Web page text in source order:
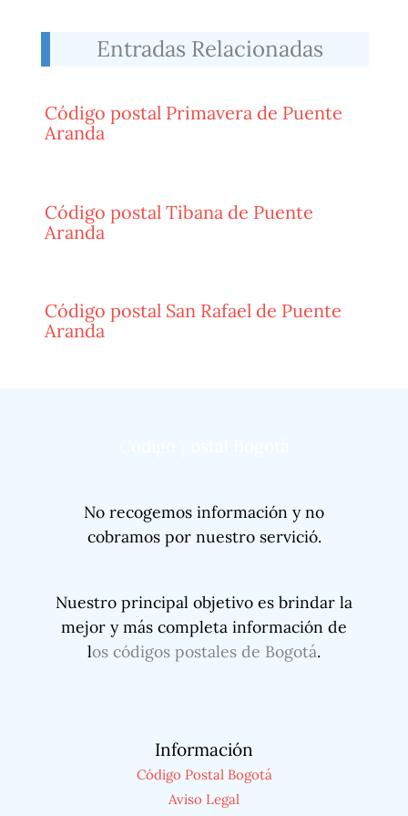
Entradas Relacionadas
Código postal Primavera de Puente
Aranda
Código postal Tibana de Puente
Aranda
Código postal San Rafael de Puente
Aranda
No recogemos información y no
cobramos por nuestro servició.
Nuestro principal objetivo es brindar la
mejor y más completa información de
los códigos postales de Bogotá.
Información
Código Postal Bogotá
Aviso Legal